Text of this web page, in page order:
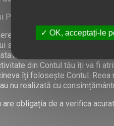
Platforma și Aplicațiile doar în
pentru menținerea
său. Utilizatorul se obligă să
nu poate fi transmis sau
din Contul tău îți va fi
îți folosește Contul.
nu realizată cu
are obligația de a verifica
OK, acceptați-le